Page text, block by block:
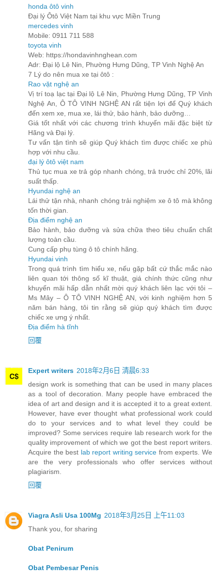
honda ôtô vinh
Đại lý Ôtô Việt Nam tại khu vực Miền Trung
mercedes vinh
Mobile: 0911 711 588
toyota vinh
Web: https://hondavinhnghean.com
Adr: Đại lộ Lê Nin, Phường Hưng Dũng, TP Vinh Nghệ An
7 Lý do nên mua xe tại ôtô :
Rao vặt nghệ an
Vị trí toạ lạc tại Đại lộ Lê Nin, Phường Hưng Dũng, TP Vinh
Nghệ An, Ô TÔ VINH NGHỆ AN rất tiện lợi để Quý khách
đến xem xe, mua xe, lái thử, bảo hành, bảo dưỡng…
Giá tốt nhất với các chương trình khuyến mãi đặc biệt từ
Hãng và Đại lý.
Tư vấn tận tình sẽ giúp Quý khách tìm được chiếc xe phù
hợp với nhu cầu.
đại lý ôtô việt nam
Thủ tục mua xe trả góp nhanh chóng, trả trước chỉ 20%, lãi
suất thấp.
Hyundai nghệ an
Lái thử tận nhà, nhanh chóng trải nghiệm xe ô tô mà không
tốn thời gian.
Địa điểm nghệ an
Bảo hành, bảo dưỡng và sửa chữa theo tiêu chuẩn chất
lượng toàn cầu.
Cung cấp phụ tùng ô tô chính hãng.
Hyundai vinh
Trong quá trình tìm hiểu xe, nếu gặp bất cứ thắc mắc nào
liên quan tới thông số kĩ thuật, giá chính thức cũng như
khuyến mãi hấp dẫn nhất mời quý khách liên lạc với tôi –
Ms Mây – Ô TÔ VINH NGHỆ AN, với kinh nghiệm hơn 5
năm bán hàng, tôi tin rằng sẽ giúp quý khách tìm được
chiếc xe ưng ý nhất.
Địa điểm hà tĩnh
回覆
Expert writers 2018年2月6日 清晨6:33
design work is something that can be used in many places
as a tool of decoration. Many people have embraced the
idea of art and design and it is accepted it to a great extent.
However, have ever thought what professional work could
do to your services and to what level they could be
improved? Some services require lab research work for the
quality improvement of which we got the best report writers.
Acquire the best lab report writing service from experts. We
are the very professionals who offer services without
plagiarism.
回覆
Viagra Asli Usa 100Mg 2018年3月25日 上午11:03
Thank you, for sharing
Obat Penirum
Obat Pembesar Penis